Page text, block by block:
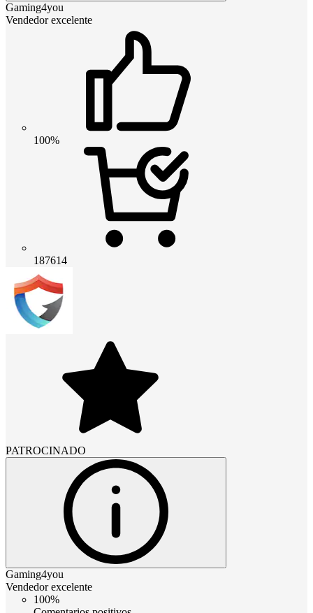
Gaming4you
Vendedor excelente
100%
187614
PATROCINADO
Gaming4you
Vendedor excelente
100%